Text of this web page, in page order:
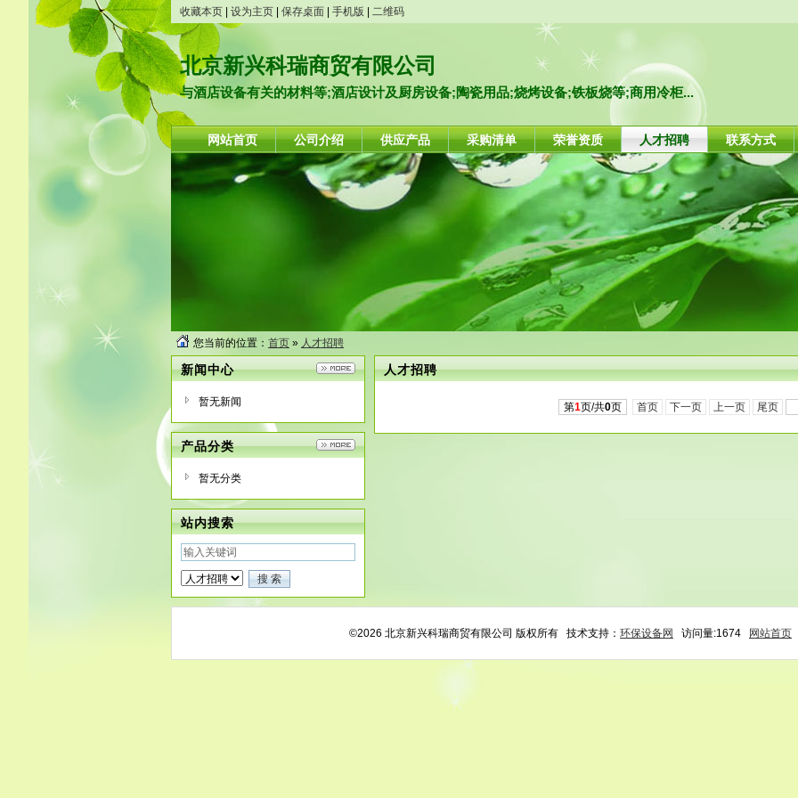
收藏本页 设为主页 保存桌面 手机版 二维码
北京新兴科瑞商贸有限公司
与酒店设备有关的材料等;酒店设计及厨房设备;陶瓷用品;烧烤设备;铁板烧等;商用冷柜...
网站首页 公司介绍 供应产品 采购清单 荣誉资质 人才招聘 联系方式
您当前的位置： 首页 » 人才招聘
新闻中心
暂无新闻
产品分类
暂无分类
站内搜索
人才招聘
第1页/共0页 首页 下一页 上一页 尾页
©2026 北京新兴科瑞商贸有限公司 版权所有 技术支持： 环保设备网 访问量:1674 网站首页